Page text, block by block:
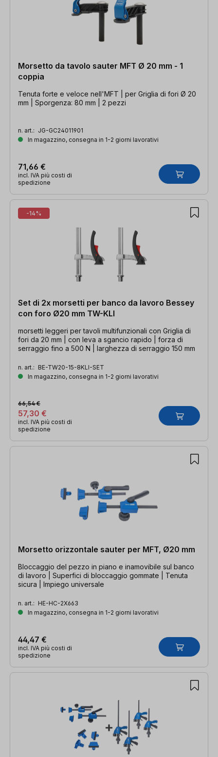
Morsetto da tavolo sauter MFT Ø 20 mm - 1
coppia
Tenuta forte e veloce nell'MFT | per Griglia di fori Ø 20
mm | Sporgenza: 80 mm | 2 pezzi
n. art.: JG-GC24011901
In magazzino, consegna in 1-2 giorni lavorativi
71,66 €
incl. IVA più costi di
spedizione
-14%
Set di 2x morsetti per banco da lavoro Bessey
con foro Ø20 mm TW-KLI
morsetti leggeri per tavoli multifunzionali con Griglia di
fori da 20 mm | con leva a sgancio rapido | forza di
serraggio fino a 500 N | larghezza di serraggio 150 mm
n. art.: BE-TW20-15-8KLI-SET
In magazzino, consegna in 1-2 giorni lavorativi
57,30 €
66,54 €
incl. IVA più costi di
spedizione
Morsetto orizzontale sauter per MFT, Ø20 mm
Bloccaggio del pezzo in piano e inamovibile sul banco
di lavoro | Superfici di bloccaggio gommate | Tenuta
sicura | Impiego universale
n. art.: HE-HC-2X663
In magazzino, consegna in 1-2 giorni lavorativi
44,47 €
incl. IVA più costi di
spedizione